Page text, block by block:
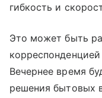
гибкость и
Это может быть
Вечернее время
решения бытовых